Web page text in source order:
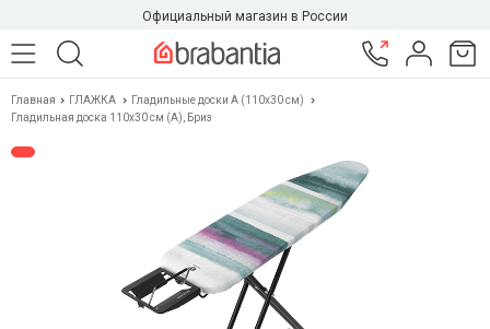
Официальный магазин в России
Главная ГЛАЖКА
Гладильные доски A (110х30 см)
Гладильная доска 110х30 см (A), Бриз